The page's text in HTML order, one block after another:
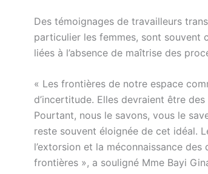
Des témoignages de travailleurs
particulier les femmes, sont souvent
liées à l’absence de maîtrise des
« Les frontières de notre espace
d’incertitude. Elles devraient être
Pourtant, nous le savons, vous le
reste souvent éloignée de cet idéal.
l’extorsion et la méconnaissance
frontières », a souligné Mme Bayi